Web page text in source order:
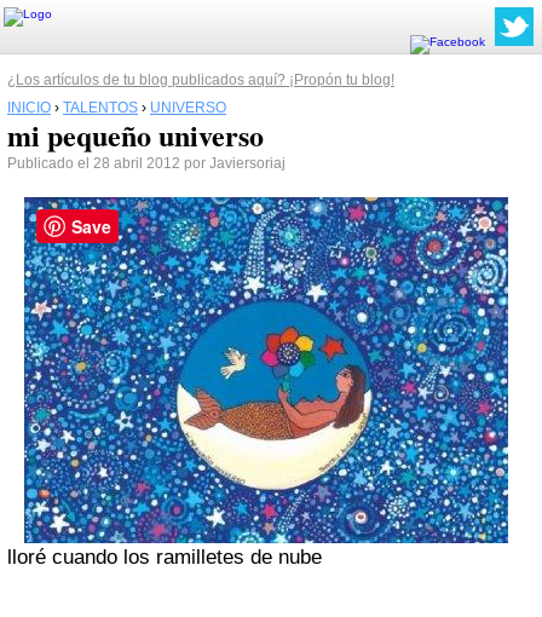
¿Los artículos de tu blog publicados aquí? ¡Propón tu blog!
INICIO › TALENTOS › UNIVERSO
mi pequeño universo
Publicado el 28 abril 2012 por Javiersoriaj
lloré cuando los ramilletes de nube
Save